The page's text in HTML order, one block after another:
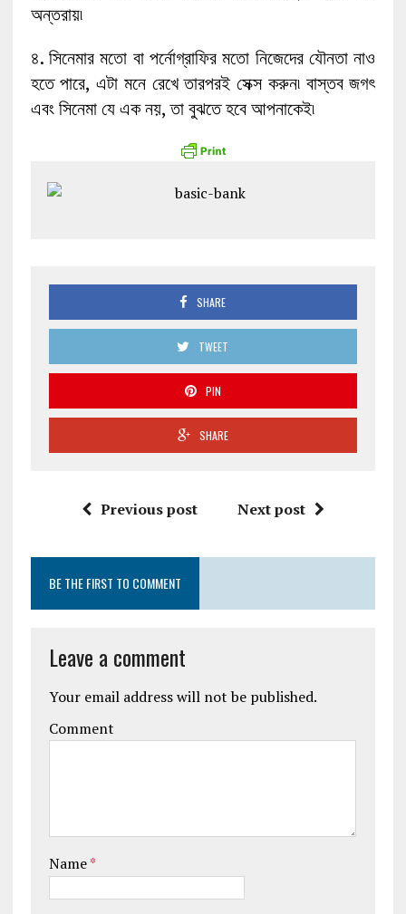
অন্তরায়৷
৪. সিনেমার মতো বা পর্নোগ্রাফির মতো নিজেদের যৌনতা নাও
হতে পারে, এটা মনে রেখে তারপরই সেক্স করুন৷ বাস্তব জগৎ
এবং সিনেমা যে এক নয়, তা বুঝতে হবে আপনাকেই৷
SHARE
TWEET
PIN
SHARE
Previous post Next post
BE THE FIRST TO COMMENT
Leave a comment
Your email address will not be published.
Comment
Name*